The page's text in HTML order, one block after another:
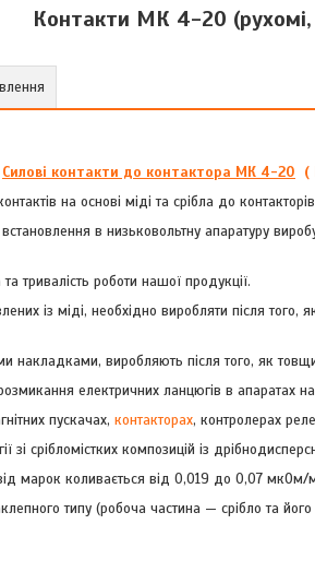
Контакти МК 4-20 (рухомі,
Силові контакти до контактора МК 4-20 (
на основі міді та срібла до
в низьковольтну апаратуру
тривалість роботи нашої продукції.
із міді, необхідно виробляти після
накладками, виробляють після того, як
електричних ланцюгів в апаратах
пускачах, контакторах, контролерах
срібломістких композицій із
марок коливається від 0,019 до 0,07 мкОм/
типу (робоча частина — срібло та